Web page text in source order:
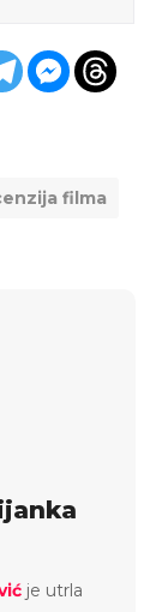
filma
je utrla